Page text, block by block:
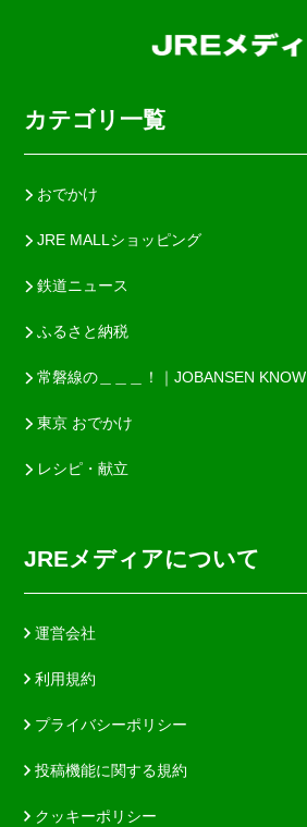
カテゴリ一覧
おでかけ
JRE MALLショッピング
鉄道ニュース
ふるさと納税
常磐線の＿＿＿！｜JOBANSEN KNOW
東京 おでかけ
レシピ・献立
JREメディアについて
運営会社
利用規約
プライバシーポリシー
投稿機能に関する規約
クッキーポリシー